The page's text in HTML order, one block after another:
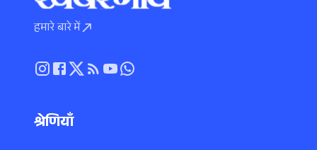
हमारे बारे में
श्रेणियाँ